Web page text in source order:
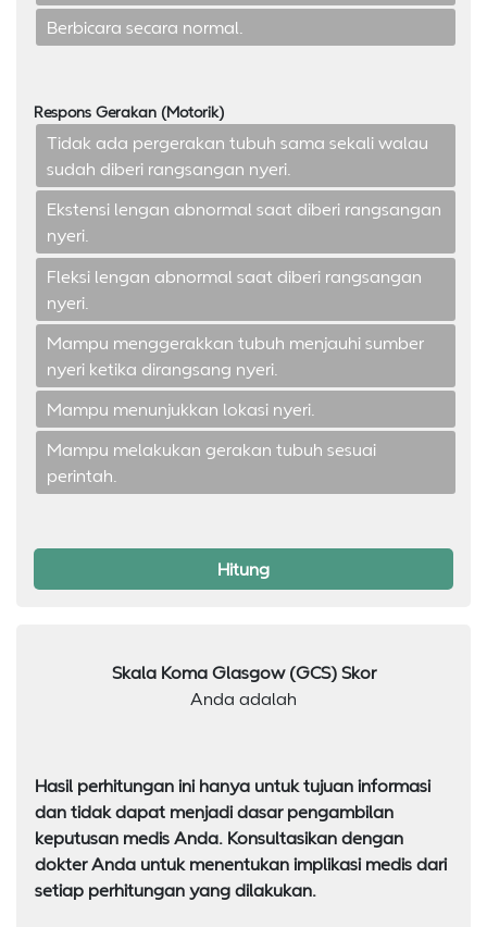
Berbicara secara normal.
Respons Gerakan (Motorik)
Tidak ada pergerakan tubuh sama sekali walau
sudah diberi rangsangan nyeri.
Ekstensi lengan abnormal saat diberi rangsangan
nyeri.
Fleksi lengan abnormal saat diberi rangsangan
nyeri.
Mampu menggerakkan tubuh menjauhi sumber
nyeri ketika dirangsang nyeri.
Mampu menunjukkan lokasi nyeri.
Mampu melakukan gerakan tubuh sesuai
perintah.
Hitung
Skala Koma Glasgow (GCS) Skor
Anda adalah
Hasil perhitungan ini hanya untuk tujuan informasi
dan tidak dapat menjadi dasar pengambilan
keputusan medis Anda. Konsultasikan dengan
dokter Anda untuk menentukan implikasi medis dari
setiap perhitungan yang dilakukan.